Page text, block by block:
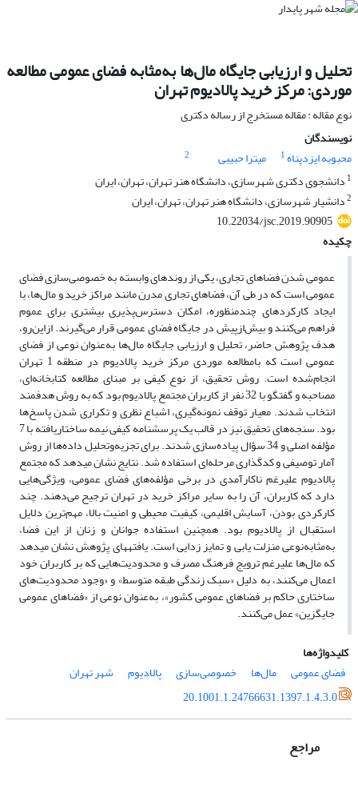
تحلیل و ارزیابی جایگاه مال‌ها به‌مثابه فضای عمومی مطالعه
موردی: مرکز خرید پالادیوم تهران
نوع مقاله : مقاله مستخرج از رساله دکتری
نویسندگان
محبوبه ایزدپناه1 میترا حبیبی
2
1 دانشجوی دکتری شهرسازی، دانشگاه هنر تهران، تهران، ایران
2دانشیار شهرسازی، دانشگاه هنر تهران، تهران، ایران
10.22034/jsc.2019.90905
چکیده
عمومی شدن فضاهای تجاری، یکی از روندهای وابسته به خصوصی‌سازی فضای
عمومی است که در طی آن، فضاهای تجاری مدرن مانند مراکز خرید و مال‌ها، با
ایجاد کارکردهای چندمنظوره، امکان دسترس‌پذیری بیشتری برای عموم
فراهم می‌کنند و بیش‌ازپیش در جایگاه فضای عمومی قرار می‌گیرند. ازاین‌رو،
هدف پژوهش حاضر، تحلیل و ارزیابی جایگاه مال‌ها به‌عنوان نوعی از فضای
عمومی است که بامطالعه موردی مرکز خرید پالادیوم در منطقه 1 تهران
انجام‌شده است. روش تحقیق، از نوع کیفی بر مبنای مطالعه کتابخانه‌ای،
مصاحبه و گفتگو با 32 نفر از کاربران مجتمع پالادیوم بود که به روش هدفمند
انتخاب شدند. معیار توقف نمونه‌گیری، اشباع نظری و تکراری شدن پاسخ‌ها
بود. سنجه‌های تحقیق نیز در قالب یک پرسشنامه کیفی نیمه ساختاریافته با 7
مؤلفه اصلی و 34 سؤال پیاده‌سازی شدند. برای تجزیه‌وتحلیل داده‌ها از روش
آمار توصیفی و کدگذاری مرحله‌ای استفاده شد. نتایج نشان می­دهد که مجتمع
پالادیوم علیرغم ناکارآمدی در برخی مؤلفه‌های فضای عمومی، ویژگی‌هایی
دارد که کاربران، آن را به سایر مراکز خرید در تهران ترجیح می‌دهند. چند
کارکردی بودن، آسایش اقلیمی، کیفیت محیطی و امنیت بالا، مهم‌ترین دلایل
استقبال از پالادیوم بود. همچنین استفاده جوانان و زنان از این فضا،
به‌مثابه‌نوعی منزلت یابی و تمایز زدایی است. یافته­های پژوهش نشان می­دهد
که مال‌ها علیرغم ترویج فرهنگ مصرف و محدودیت‌هایی که بر کاربران خود
اعمال می‌کنند، به دلیل «سبک زندگی طبقه متوسط» و «وجود محدودیت‌های
ساختاری حاکم بر فضاهای عمومی کشور»، به‌عنوان نوعی از «فضاهای عمومی
جایگزین» عمل می‌کنند.
کلیدواژه‌ها
فضای عمومی
مال‌ها خصوصی‌سازی پالادیوم
شهر تهران
20.1001.1.24766631.1397.1.4.3.0
مراجع